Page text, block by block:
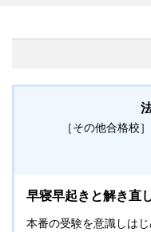
［その他合格校］
早寝早起きと解き直
本番の受験を意識しは